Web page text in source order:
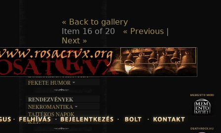
« Back to gallery
Item 16 of 20
« Previous
Next »
TAJTÉKOS LAPOK
ZENE
EGYÜTTESEK
INTERJÚK
FORDÍTÁSOK
DALSZÖVEGEK
ÍRÁSOK
IRODALOM
FILM
ÍRÁSTÖRTÉNET
BOSZORKÁNYKONYHA
FEKETE HUMOR
SZÖVEGES
RENDEZVÉNYEK
NEKROMANTIKA
AKTUÁLIS
A MÚLT
TAJTÉKOS NAPOK
R.I.P.